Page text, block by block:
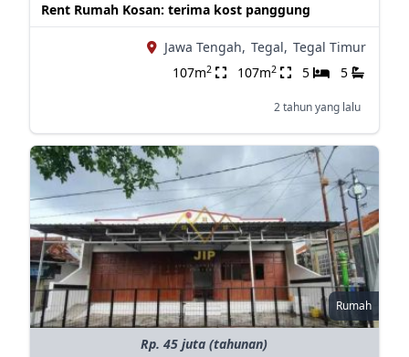
Rent Rumah Kosan: terima kost panggung
Jawa Tengah, Tegal, Tegal Timur
107m2 107m2 5 5
2 tahun yang lalu
Rumah
Rp. 45 juta (tahunan)